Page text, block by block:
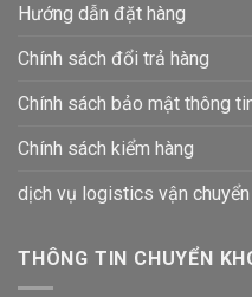
Hướng dẫn đặt hàng
Chính sách đổi trả hàng
Chính sách bảo mật thông
Chính sách kiểm hàng
dịch vụ logistics vận chuyển
THÔNG TIN CHUYỂN